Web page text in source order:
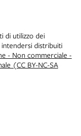
di utilizzo dei
distribuiti
- Non commerciale -
(CC BY-NC-SA